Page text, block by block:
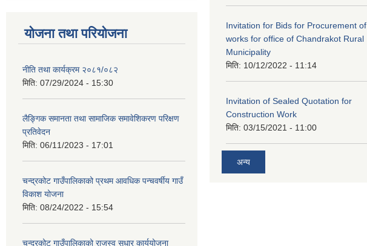
योजना तथा परियोजना
नीति तथा कार्यक्रम २०८१/०८२
मिति: 07/29/2024 - 15:30
लैङ्गिक समानता तथा सामाजिक समावेशिकरण परिक्षण
प्रतिवेदन
मिति: 06/11/2023 - 17:01
चन्द्रकोट गाउँपालिकाको प्रथम आवधिक पन्चवर्षीय गाउँ
विकाश योजना
मिति: 08/24/2022 - 15:54
चन्द्रकोट गाउँपालिकाको राजस्व सुधार कार्ययोजना
Invitation for Bids for Procurement of
works for office of Chandrakot Rural
Municipality
मिति: 10/12/2022 - 11:14
Invitation of Sealed Quotation for
Construction Work
मिति: 03/15/2021 - 11:00
अन्य